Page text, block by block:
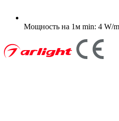
Мощность на 1м min: 4 W/